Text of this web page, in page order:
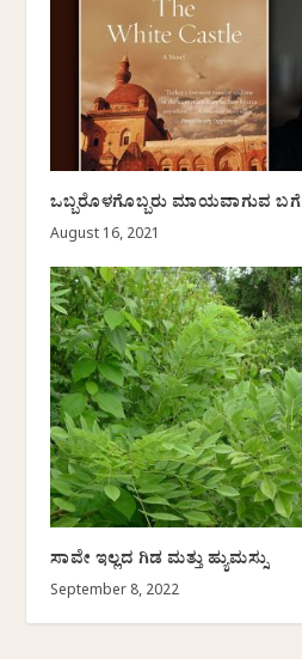
ಒಬ್ಬರೊಳಗೊಬ್ಬರು ಮಾಯವಾಗುವ ಬಗೆ
August 16, 2021
ಸಾವೇ ಇಲ್ಲದ ಗಿಡ ಮತ್ತು ಹ್ಯುಮಸ್ಸು
September 8, 2022